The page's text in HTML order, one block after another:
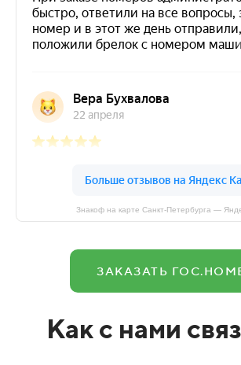
Знакоф на карте Санкт‑Петербурга —
ЗАКАЗАТЬ
Как с нами